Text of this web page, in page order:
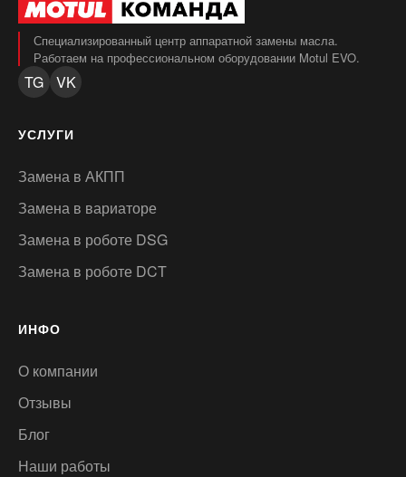
Специализированный центр аппаратной замены масла.
Работаем на профессиональном оборудовании Motul EVO.
TG VK
УСЛУГИ
Замена в АКПП
Замена в вариаторе
Замена в роботе DSG
Замена в роботе DCT
ИНФО
О компании
Отзывы
Блог
Наши работы